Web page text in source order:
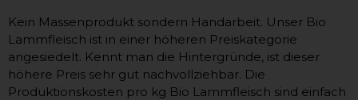
Kein Massenprodukt sondern Handarbeit. Unser Bio
Lammfleisch ist in einer höheren Preiskategorie
angesiedelt. Kennt man die Hintergründe, ist dieser
höhere Preis sehr gut nachvollziehbar. Die
Produktionskosten pro kg Bio Lammfleisch sind einfach